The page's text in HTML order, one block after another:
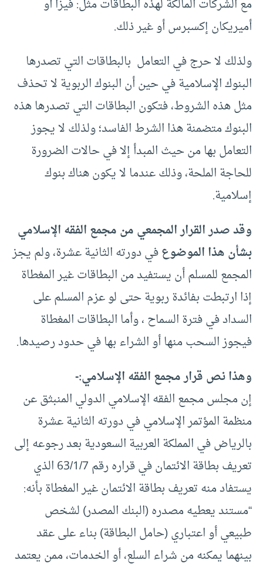
مع الشركات المالكة لهذه البطاقات مثل: فيزا أو
أميريكان إكسبرس أو غير ذلك.
ولذلك لا حرج في التعامل بالبطاقات التي تصدرها
البنوك الإسلامية في حين أن البنوك الربوية لا تحذف
مثل هذه الشروط، فتكون البطاقات التي تصدرها هذه
البنوك متضمنة هذا الشرط الفاسد؛ ولذلك لا يجوز
التعامل بها من حيث المبدأ إلا في حالات الضرورة
للحاجة الملحة، وذلك عندما لا يكون هناك بنوك
إسلامية.
وقد صدر القرار المجمعي من مجمع الفقه الإسلامي
بشأن هذا الموضوعفي دورته الثانية عشرة، ولم يجز
المجمع للمسلم أن يستفيد من البطاقات غير المغطاة
إذا ارتبطت بفائدة ربوية حتى لو عزم المسلم على
السداد في فترة السماح ، وأما البطاقات المغطاة
فيجوز السحب منها أو الشراء بها في حدود رصيدها.
وهذا نص قرار مجمع الفقه الإسلامي:-
إن مجلس مجمع الفقه الإسلامي الدولي المنبثق عن
منظمة المؤتمر الإسلامي في دورته الثانية عشرة
بالرياض في المملكة العربية السعودية بعد رجوعه إلى
تعريف بطاقة الائتمان في قراره رقم 63/1/7 الذي
يستفاد منه تعريف بطاقة الائتمان غير المغطاة بأنه:
“مستند يعطيه مصدره (البنك المصدر) لشخص
طبيعي أو اعتباري (حامل البطاقة) بناء على عقد
بينهما يمكنه من شراء السلع، أو الخدمات، ممن يعتمد